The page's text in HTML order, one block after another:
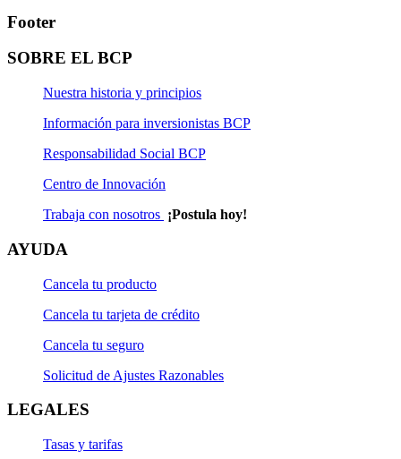
Footer
SOBRE EL BCP
Nuestra historia y principios
Información para inversionistas BCP
Responsabilidad Social BCP
Centro de Innovación
Trabaja con nosotros ¡Postula hoy!
AYUDA
Cancela tu producto
Cancela tu tarjeta de crédito
Cancela tu seguro
Solicitud de Ajustes Razonables
LEGALES
Tasas y tarifas